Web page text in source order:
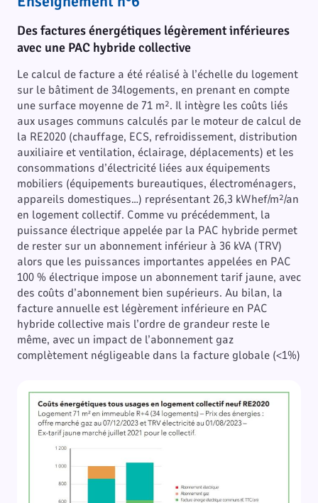
Des factures énergétiques légèrement inférieures
avec une PAC hybride collective
Le calcul de facture a été réalisé à l’échelle du logement
sur le bâtiment de 34logements, en prenant en compte
une surface moyenne de 71 m². Il intègre les coûts liés
aux usages communs calculés par le moteur de calcul de
la RE2020 (chauffage, ECS, refroidissement, distribution
auxiliaire et ventilation, éclairage, déplacements) et les
consommations d’électricité liées aux équipements
mobiliers (équipements bureautiques, électroménagers,
appareils domestiques…) représentant 26,3 kWhef/m²/an
en logement collectif. Comme vu précédemment, la
puissance électrique appelée par la PAC hybride permet
de rester sur un abonnement inférieur à 36 kVA (TRV)
alors que les puissances importantes appelées en PAC
100 % électrique impose un abonnement tarif jaune, avec
des coûts d’abonnement bien supérieurs. Au bilan, la
facture annuelle est légèrement inférieure en PAC
hybride collective mais l’ordre de grandeur reste le
même, avec un impact de l’abonnement gaz
complètement négligeable dans la facture globale (<1%)